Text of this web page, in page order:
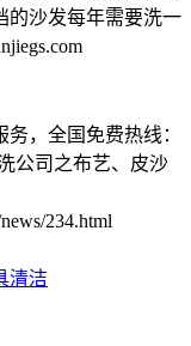
的沙发每年需要洗一
，全国免费热线：
公司之布艺、皮沙
234.html
清洁